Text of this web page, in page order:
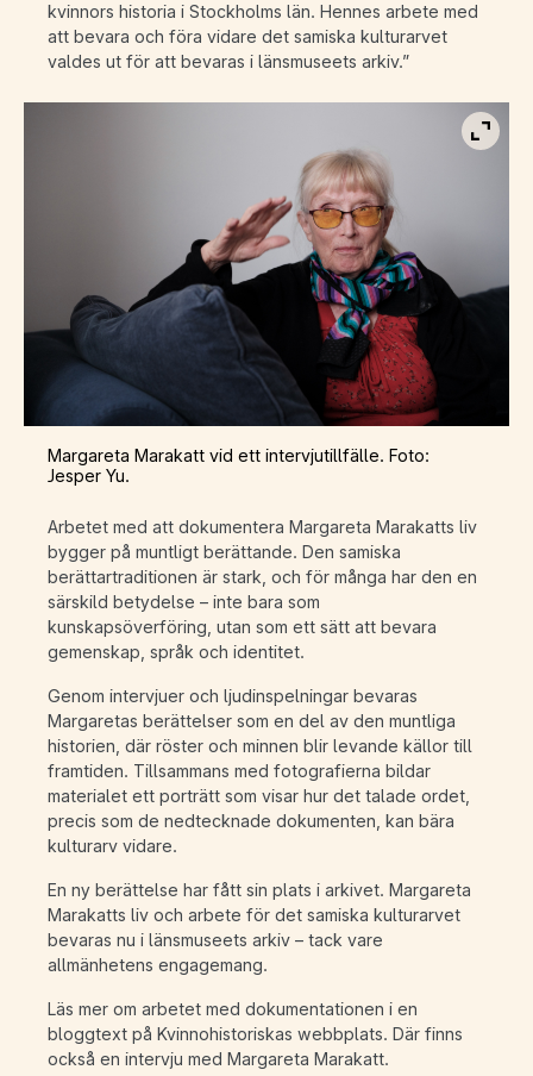
kvinnors historia i Stockholms län. Hennes arbete med
att bevara och föra vidare det samiska kulturarvet
valdes ut för att bevaras i länsmuseets arkiv.”
Visa
Margareta Marakatt vid ett intervjutillfälle. Foto:
Jesper Yu.
Arbetet med att dokumentera Margareta Marakatts liv
bygger på muntligt berättande. Den samiska
berättartraditionen är stark, och för många har den en
särskild betydelse – inte bara som
kunskapsöverföring, utan som ett sätt att bevara
gemenskap, språk och identitet.
Genom intervjuer och ljudinspelningar bevaras
Margaretas berättelser som en del av den muntliga
historien, där röster och minnen blir levande källor till
framtiden. Tillsammans med fotografierna bildar
materialet ett porträtt som visar hur det talade ordet,
precis som de nedtecknade dokumenten, kan bära
kulturarv vidare.
En ny berättelse har fått sin plats i arkivet. Margareta
Marakatts liv och arbete för det samiska kulturarvet
bevaras nu i länsmuseets arkiv – tack vare
allmänhetens engagemang.
Läs mer om arbetet med dokumentationen i en
bloggtext på Kvinnohistoriskas webbplats. Där finns
också en intervju med Margareta Marakatt.